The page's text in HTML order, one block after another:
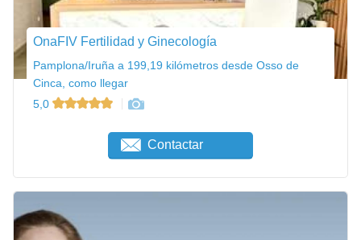
OnaFIV Fertilidad y Ginecología
Pamplona/Iruña a 199,19 kilómetros desde Osso de
Cinca, como llegar
5,0
Contactar